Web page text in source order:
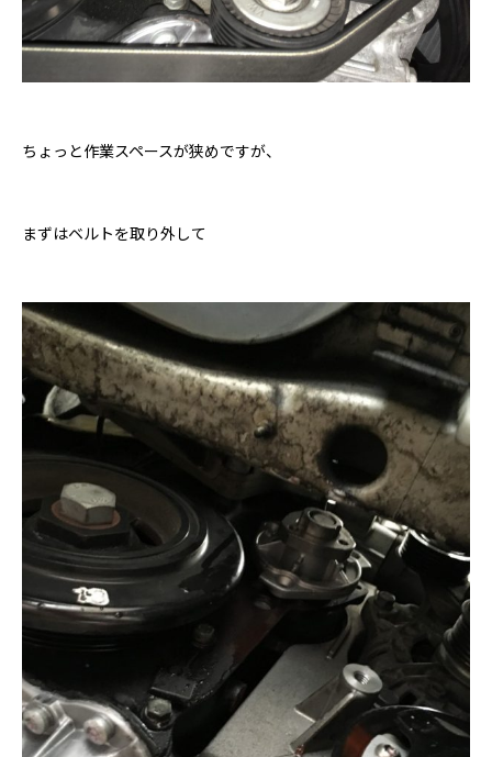
ちょっと作業スペースが狭めですが、
まずはベルトを取り外して